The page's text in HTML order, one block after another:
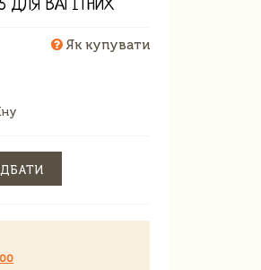
ДЛЯ ВАГІТНИХ
Як купувати